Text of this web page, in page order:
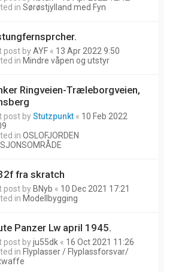
in Sørøstjylland med Fyn
post byAYF « 13 Apr 2022 9:50
in Mindre våpen og utstyr
Ringveien-Træleborgveien,
post byStutzpunkt « 10 Feb 2022
in OSLOFJORDEN
fra skratch
post by BNyb « 10 Dec 2021 17:21
in Modellbygging
Panzer Lw april 1945.
post byju55dk « 16 Oct 2021 11:26
in Flyplasser / Flyplassforsvar/